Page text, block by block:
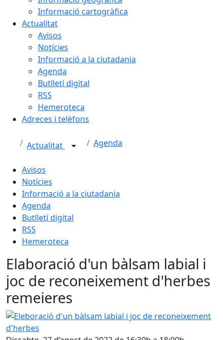
Informació cartogràfica
Actualitat
Avisos
Notícies
Informació a la ciutadania
Agenda
Butlletí digital
RSS
Hemeroteca
Adreces i telèfons
Actualitat Agenda
Avisos
Notícies
Informació a la ciutadania
Agenda
Butlletí digital
RSS
Hemeroteca
Elaboració d'un bàlsam labial i
joc de reconeixement d'herbes
remeieres
Eleboració d'un bàlsam labial i joc de reconeixement